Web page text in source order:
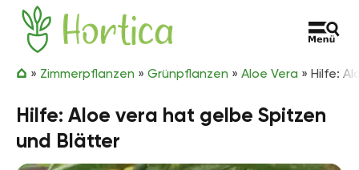
Zum Inhalt springen
Hortica
» Zimmerpflanzen » Grünpflanzen » Aloe Vera » Hilfe:
Hilfe: Aloe vera hat gelbe Spitzen
und Blätter